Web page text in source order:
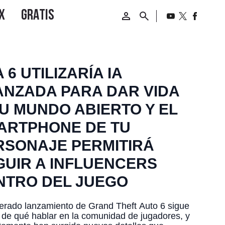
6 UTILIZARÍA IA
PARA DAR VIDA
MUNDO ABIERTO Y EL
DE TU
PERMITIRÁ
A INFLUENCERS
DEL JUEGO
lanzamiento de Grand Theft Auto 6 sigue
qué hablar en la comunidad de jugadores, y